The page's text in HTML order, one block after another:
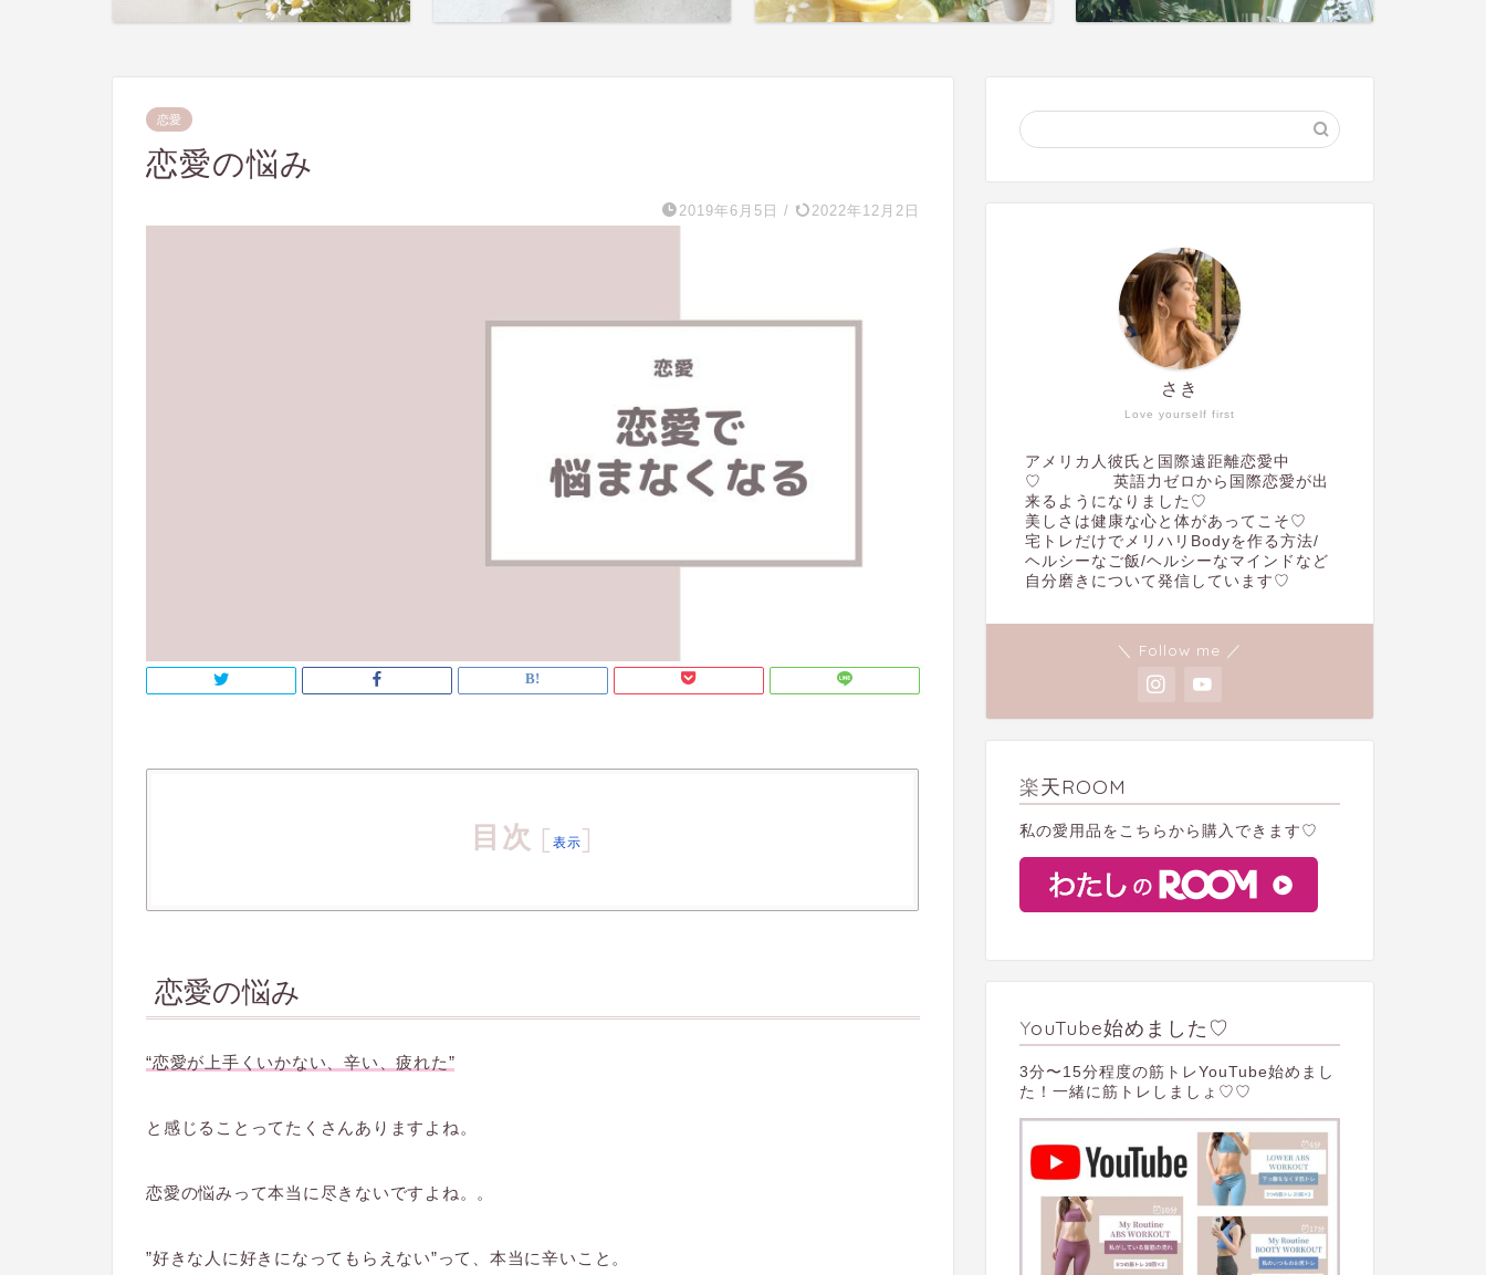
恋愛
恋愛の悩み
2019年6月5日 / 2022年12月2日
目次 [ 表示]
恋愛の悩み
“恋愛が上手くいかない、辛い、疲れた”
と感じることってたくさんありますよね。
恋愛の悩み って本当に尽きないですよね。。
”好きな人に好きになってもらえない”って、本当に辛いこと。
Love yourself first
さき
アメリカ人彼氏と国際遠距離恋愛中
♡ 英語力ゼロから国際恋愛が出
来るようになりました♡
美しさは健康な心と体があってこそ♡
宅トレだけでメリハリBodyを作る方法/
ヘルシーなご飯/ヘルシーなマインドなど
自分磨きについて発信しています♡
＼ Follow me ／
楽天ROOM
私の愛用品をこちらから購入できます♡
YouTube始めました♡
3分〜15分程度の筋トレYouTube始めまし
た！一緒に筋トレしましょ♡♡